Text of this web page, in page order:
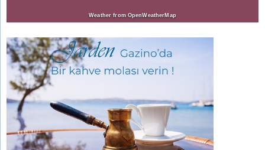
Weather from OpenWeatherMap